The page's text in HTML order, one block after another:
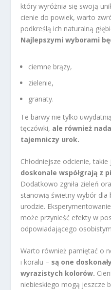
który wyróżnia się swoją
cienie do powiek, warto
podkreślą ich naturalną
Najlepszymi wyborami
ciemne brązy,
zielenie,
granaty.
Te barwy nie tylko
tęczówki, ale również
tajemniczy urok.
Chłodniejsze odcienie,
doskonale współgrają z
Dodatkowo zgniła zieleń
stanowią świetny wybór dla
urodzie.
może przynieść efekty w
odpowiadającego
Warto również pamiętać o
i koralu – są one
wyrazistych kolorów.
niebieskiego mogą jeszcze